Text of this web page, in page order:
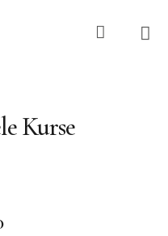
Kurse